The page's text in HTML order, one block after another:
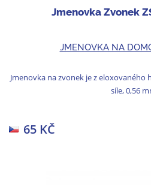
Jmenovka Zvonek
JMENOVKA NA
Jmenovka na zvonek je z eloxovaného
síle, 0,56
65 KČ